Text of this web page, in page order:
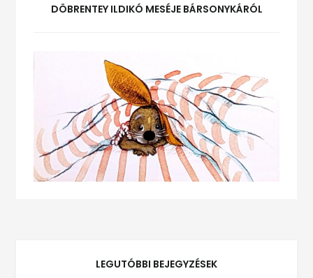
DÖBRENTEY ILDIKÓ MESÉJE BÁRSONYKÁRÓL
LEGUTÓBBI BEJEGYZÉSEK